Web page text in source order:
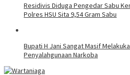
Residivis Diduga Pengedar Sabu
Polres HSU Sita 9,54 Gram Sabu
Bupati H Jani Sangat Masif
Penyalahgunaan Narkoba